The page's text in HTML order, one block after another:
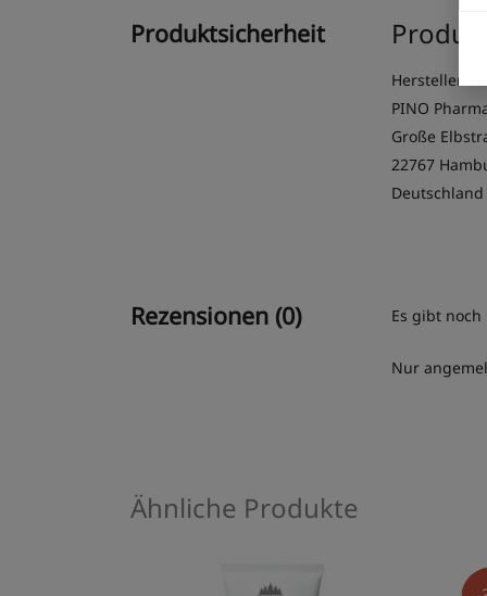
Produktsicherheit
PINO
Große
22767
Deutschland
Rezensionen (0) Es gibt noch
Nur
Ähnliche Produkte